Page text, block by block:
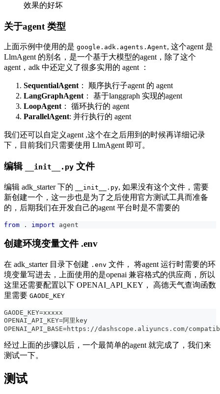
效果的好坏
关于agent 类型
上面示例中使用的是 google.adk.agents.Agent, 这个agent 是
LlmAgent 的别名，是一个基于大模型的agent，除了这个
agent，adk 中还定义了很多实用的 agent ：
SequentialAgent ： 顺序执行子agent 的 agent
LangGraphAgent ： 基于langgraph 实现的agent
LoopAgent ： 循环执行的 agent
ParallelAgent: 并行执行的 agent
我们还可以自定义agent ,这个在之后用到的时候再详细记录
下，目前我们只需要使用 LlmAgent 即可。
编辑 __init__.py 文件
编辑 adk_starter 下的 __init__.py, 如果没有这个文件，需要
新创建一个，这一步也是为了之后使用官方测试工具而准备
的，后期我们在开发自己的agent 平台时是不需要的
from . import agent
创建环境变量文件 .env
在 adk_starter 目录下创建 .env 文件， 将agent 运行时需要的环
境变量写进去，上面使用的是openai 兼容格式的供应商，所以
这里还需要配置以下 OPENAI_API_KEY， 高德天气查询函数
里需要 GAODE_KEY
GAODE_KEY=xxxxx
OPENAI_API_KEY=阿里key
OPENAI_API_BASE=https://dashscope.aliyuncs.com/
经过上面的步骤以后，一个最简单的agent 就完成了，我们来
测试一下。
测试